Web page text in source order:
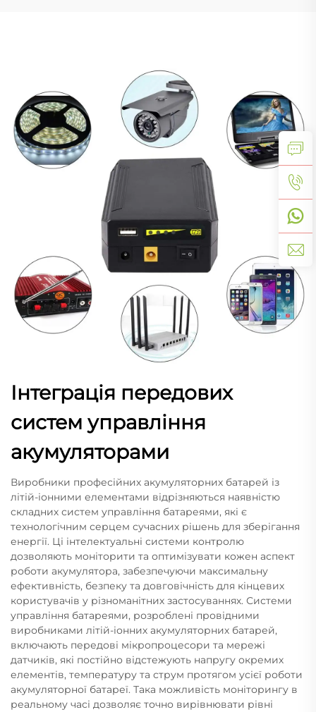
Інтеграція передових
систем управління
акумуляторами
Виробники професійних акумуляторних батарей із
літій-іонними елементами відрізняються наявністю
складних систем управління батареями, які є
технологічним серцем сучасних рішень для зберігання
енергії. Ці інтелектуальні системи контролю
дозволяють моніторити та оптимізувати кожен аспект
роботи акумулятора, забезпечуючи максимальну
ефективність, безпеку та довговічність для кінцевих
користувачів у різноманітних застосуваннях. Системи
управління батареями, розроблені провідними
виробниками літій-іонних акумуляторних батарей,
включають передові мікропроцесори та мережі
датчиків, які постійно відстежують напругу окремих
елементів, температуру та струм протягом усієї роботи
акумуляторної батареї. Така можливість моніторингу в
реальному часі дозволяє точно вирівнювати рівні